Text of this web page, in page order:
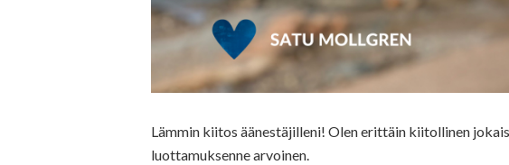
Lämmin kiitos äänestäjilleni! Olen erittäin kiitollinen
luottamuksenne arvoinen.